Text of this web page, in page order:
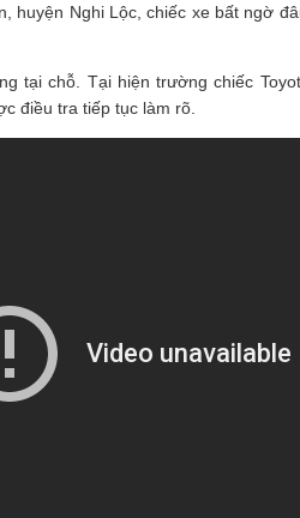
huyện Nghi Lộc, chiếc xe bất ngờ
tại chỗ. Tại hiện trường chiếc
điều tra tiếp tục làm rõ.